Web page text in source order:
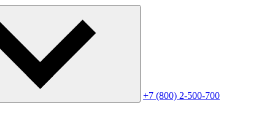
+7 (800) 2-500-700